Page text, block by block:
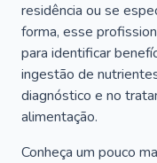
residência ou se
forma, esse
para identificar
ingestão de
diagnóstico e no
alimentação.
Conheça um pouco